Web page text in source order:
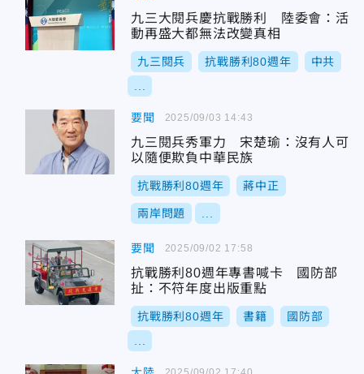
九三大閱兵慶抗戰勝利 陸委會：活
動再盛大都無法改變真相
九三閱兵 抗戰勝利80週年 中共
要聞
九三閱兵秀軍力 宋楚瑜：沒有人可
以隨便欺負中華民族
抗戰勝利80週年 蔣中正
兩岸問題
2025/09/03 14:43
要聞
抗戰勝利80週年專書喊卡 國防部
扯：不符年度出版重點
抗戰勝利80週年 書籍 國防部
2025/09/02 17:58